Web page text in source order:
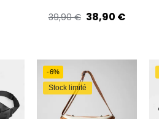
39,90€ 38,90 €
-6%
Stock limité